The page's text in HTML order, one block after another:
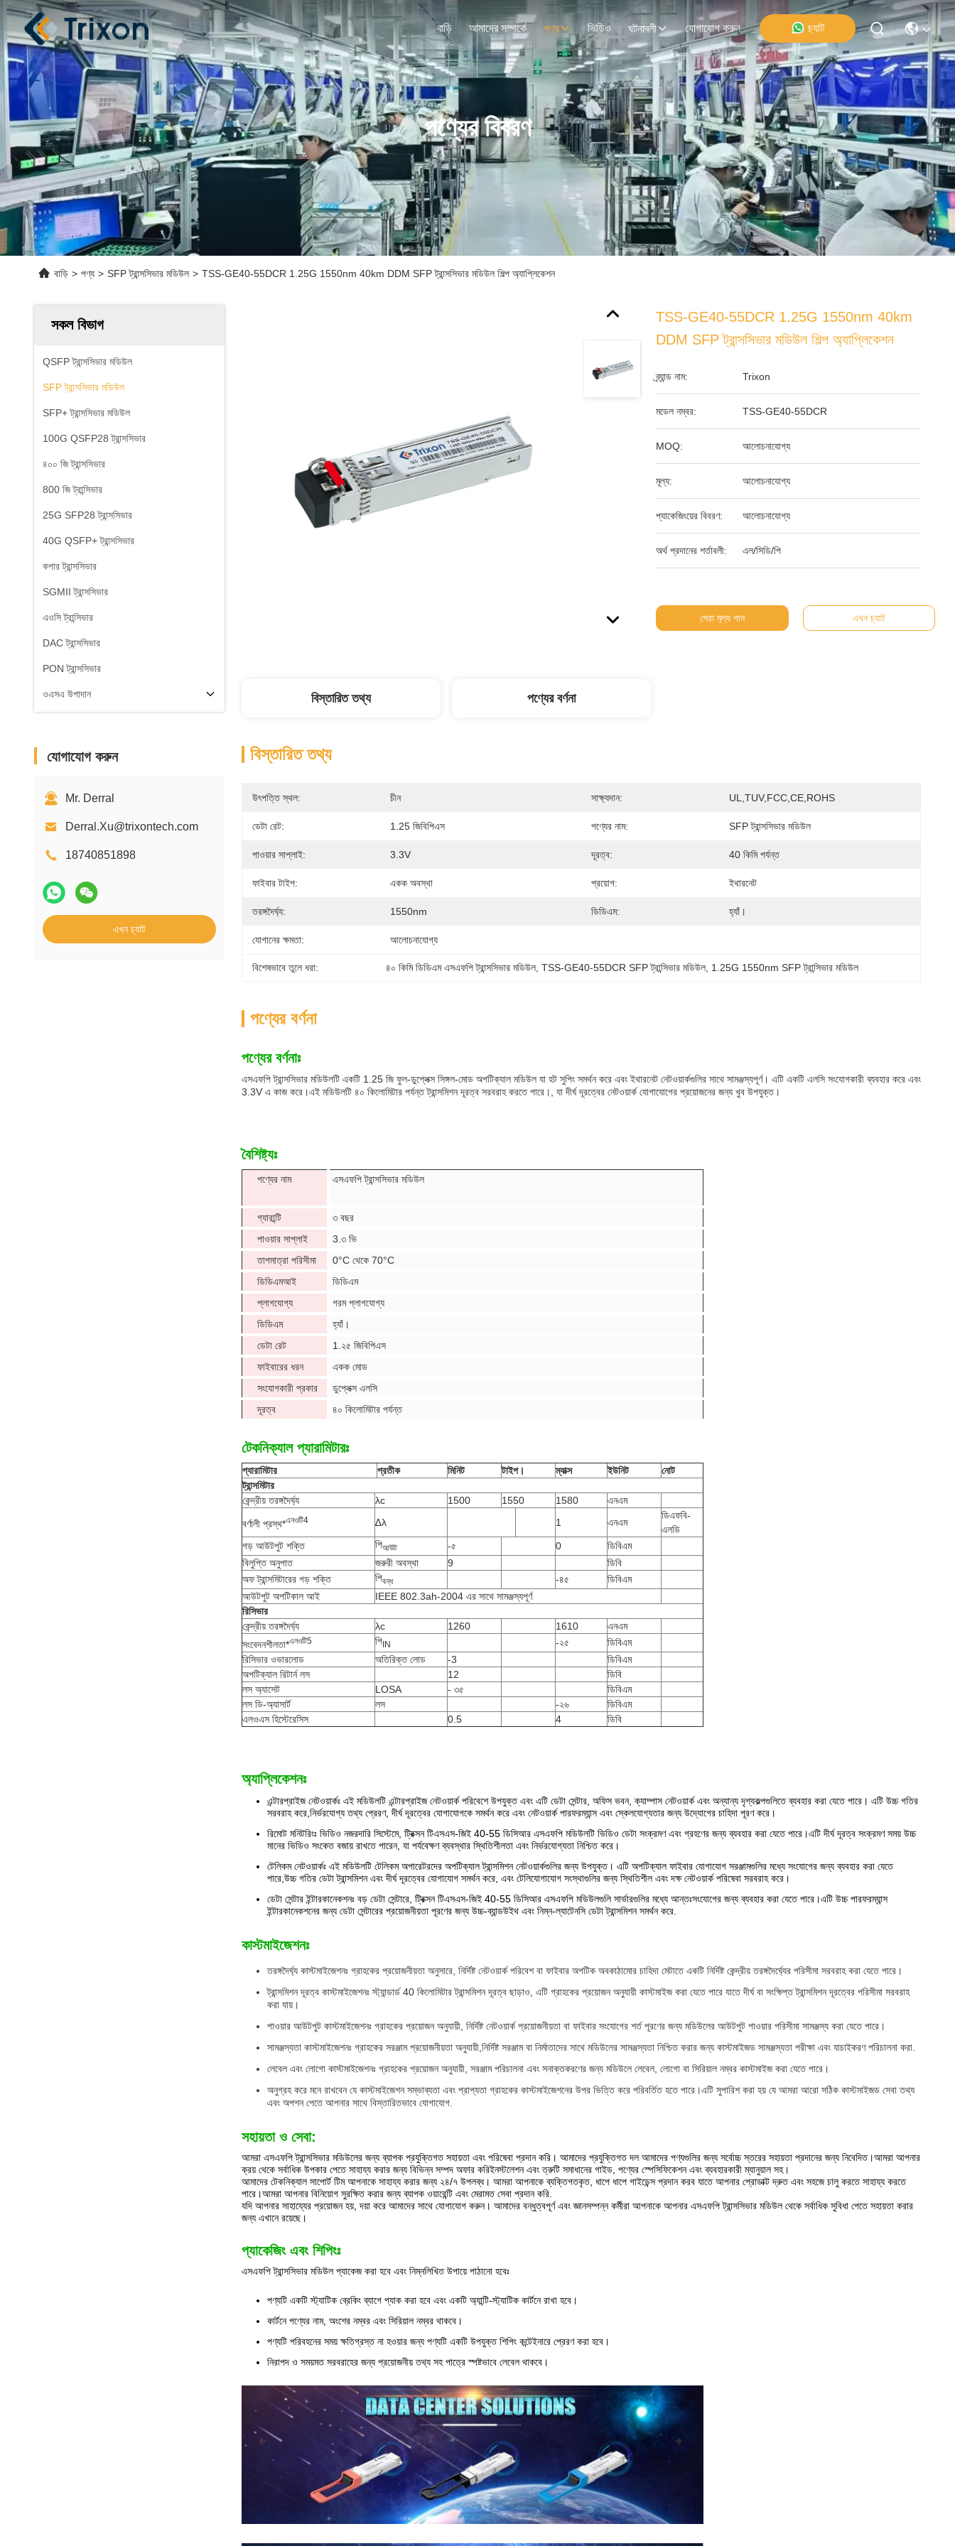
বাড়ি আমাদের সম্পর্কে পণ্য ভিডিও ঘটনাবলী যোগাযোগ করুন চ্যাট
পণ্যের বিবরণ
বাড়ি > পণ্য > SFP ট্রান্সসিভার মডিউল > TSS-GE40-55DCR 1.25G 1550nm 40km DDM SFP ট্রান্সসিভার মডিউল শিল্প অ্যাপ্লিকেশন
সকল বিভাগ
QSFP ট্রান্সসিভার মডিউল
SFP ট্রান্সসিভার মডিউল
SFP+ ট্রান্সসিভার মডিউল
100G QSFP28 ট্রান্সসিভার
৪০০ জি ট্রান্সসিভার
800 জি ট্রান্সিভার
25G SFP28 ট্রান্সসিভার
40G QSFP+ ট্রান্সসিভার
কপার ট্রান্সসিভার
SGMII ট্রান্সসিভার
এওসি ট্রান্সিভার
DAC ট্রান্সসিভার
PON ট্রান্সসিভার
ওএসএ উপাদান
যোগাযোগ করুন
Mr. Derral
Derral.Xu@trixontech.com
18740851898
এখন চ্যাট
TSS-GE40-55DCR 1.25G 1550nm 40km
DDM SFP ট্রান্সসিভার মডিউল শিল্প অ্যাপ্লিকেশন
ব্র্যান্ড নাম: Trixon
মডেল নম্বর: TSS-GE40-55DCR
MOQ: আলোচনাযোগ্য
মূল্য: আলোচনাযোগ্য
প্যাকেজিংয়ের বিবরণ: আলোচনাযোগ্য
অর্থ প্রদানের শর্তাবলী: এল/সিডি/পি
সেরা মূল্য পান এখন চ্যাট
বিস্তারিত তথ্য পণ্যের বর্ণনা
বিস্তারিত তথ্য
উৎপত্তি স্থল: চীন সাক্ষ্যদান: UL,TUV,FCC,CE,ROHS
ডেটা রেট: 1.25 জিবিপিএস পণ্যের নাম: SFP ট্রান্সসিভার মডিউল
পাওয়ার সাপ্লাই: 3.3V দূরত্ব: 40 কিমি পর্যন্ত
ফাইবার টাইপ: একক অবস্থা প্রয়োগ: ইথারনেট
তরঙ্গদৈর্ঘ্য: 1550nm ডিডিএম: হ্যাঁ।
যোগানের ক্ষমতা: আলোচনাযোগ্য
বিশেষভাবে তুলে ধরা: ৪০ কিমি ডিডিএম এসএফপি ট্রান্সসিভার মডিউল , TSS-GE40-55DCR SFP ট্রান্সিভার মডিউল 1.25G 1550nm SFP ট্রান্সিভার মডিউল
পণ্যের বর্ণনা
পণ্যের বর্ণনাঃ
এসএফপি ট্রান্সসিভার মডিউলটি একটি 1.25 জি ফুল-ডুপ্লেক্স সিঙ্গল-মোড অপটিক্যাল মডিউল যা হট সুপিং সমর্থন করে এবং ইথারনেট নেটওয়ার্কগুলির সাথে সামঞ্জস্যপূর্ণ। এটি একটি এলসি সংযোগকারী ব্যবহার করে এবং
3.3V এ কাজ করে।এই মডিউলটি ৪০ কিলোমিটার পর্যন্ত ট্রান্সমিশন দূরত্ব সরবরাহ করতে পারে।, যা দীর্ঘ দূরত্বের নেটওয়ার্ক যোগাযোগের প্রয়োজনের জন্য খুব উপযুক্ত।
বৈশিষ্ট্যঃ
পণ্যের নাম এসএফপি ট্রান্সসিভার মডিউল
গ্যারান্টি
৩ বছর
পাওয়ার সাপ্লাই
3.৩ ভি
তাপমাত্রা পরিসীমা
0°C থেকে 70°C
ডিডিএমআই
ডিডিএম
প্লাগযোগ্য
গরম প্লাগযোগ্য
ডিডিএম
হ্যাঁ।
ডেটা রেট
1.২৫ জিবিপিএস
ফাইবারের ধরন
একক মোড
সংযোগকারী প্রকার
ডুপ্লেক্স এলসি
দূরত্ব
৪০ কিলোমিটার পর্যন্ত
টেকনিক্যাল প্যারামিটারঃ
প্যারামিটার প্রতীক মিনিট টাইপ। ম্যাক্স ইউনিট
নোট
ট্রান্সমিটার
কেন্দ্রীয় তরঙ্গদৈর্ঘ্য
λc 1500 1550 1580 এনএম
বর্ণালী প্রস্থ*এনওটি4 ∆λ 1 এনএম
ডিএফবি-
এলডি
গড় আউটপুট শক্তি
পিআউট -৫ 0
ডিবিএম
বিলুপ্তি অনুপাত
জরুরী অবস্থা 9
ডিবি
অফ ট্রান্সমিটারের গড় শক্তি
পিবন্ধ -৪৫
ডিবিএম
আউটপুট অপটিকাল আই
IEEE 802.3ah-2004 এর সাথে সামঞ্জস্যপূর্ণ
রিসিভার
কেন্দ্রীয় তরঙ্গদৈর্ঘ্য
λc 1260 1610
এনএম
সংবেদনশীলতা*এনওটি5 পিIN -২৫
ডিবিএম
রিসিভার ওভারলোড
অতিরিক্ত লোড -3
ডিবিএম
অপটিক্যাল রিটার্ন লস
12
ডিবি
লস অ্যাসেট
LOSA - ৩৫
ডিবিএম
লস ডি-অ্যাসার্ট
লস -২৬
ডিবিএম
এলওএস হিস্টেরেসিস
0.5 4 ডিবি
অ্যাপ্লিকেশনঃ
এন্টারপ্রাইজ নেটওয়ার্কঃ এই মডিউলটি এন্টারপ্রাইজ নেটওয়ার্ক পরিবেশে উপযুক্ত এবং এটি ডেটা সেন্টার, অফিস ভবন, ক্যাম্পাস নেটওয়ার্ক এবং অন্যান্য দৃশ্যকল্পগুলিতে ব্যবহার করা যেতে পারে। এটি উচ্চ গতির
সরবরাহ করে,নির্ভরযোগ্য তথ্য প্রেরণ, দীর্ঘ দূরত্বের যোগাযোগকে সমর্থন করে এবং নেটওয়ার্ক পারফরম্যান্স এবং স্কেলযোগ্যতার জন্য উদ্যোগের চাহিদা পূরণ করে।
রিমোট মনিটরিংঃ ভিডিও নজরদারি সিস্টেমে, ট্রিক্সন টিএসএস-জিই 40-55 ডিসিআর এসএফপি মডিউলটি ভিডিও ডেটা সংক্রমণ এবং গ্রহণের জন্য ব্যবহার করা যেতে পারে।এটি দীর্ঘ দূরত্ব সংক্রমণ সময় উচ্চ
মানের ভিডিও সংকেত বজায় রাখতে পারেন, যা পর্যবেক্ষণ ব্যবস্থার স্থিতিশীলতা এবং নির্ভরযোগ্যতা নিশ্চিত করে।
টেলিকম নেটওয়ার্কঃ এই মডিউলটি টেলিকম অপারেটরদের অপটিক্যাল ট্রান্সমিশন নেটওয়ার্কগুলির জন্য উপযুক্ত। এটি অপটিক্যাল ফাইবার যোগাযোগ সরঞ্জামগুলির মধ্যে সংযোগের জন্য ব্যবহার করা যেতে
পারে,উচ্চ গতির ডেটা ট্রান্সমিশন এবং দীর্ঘ দূরত্বের যোগাযোগ সমর্থন করে, এবং টেলিযোগাযোগ সংস্থাগুলির জন্য স্থিতিশীল এবং দক্ষ নেটওয়ার্ক পরিষেবা সরবরাহ করে।
ডেটা সেন্টার ইন্টারকানেকশনঃ বড় ডেটা সেন্টারে, ট্রিক্সন টিএসএস-জিই 40-55 ডিসিআর এসএফপি মডিউলগুলি সার্ভারগুলির মধ্যে আন্তঃসংযোগের জন্য ব্যবহার করা যেতে পারে।এটি উচ্চ পারফরম্যান্স
ইন্টারকানেকশনের জন্য ডেটা সেন্টারের প্রয়োজনীয়তা পূরণের জন্য উচ্চ-ব্যান্ডউইথ এবং নিম্ন-ল্যাটেনসি ডেটা ট্রান্সমিশন সমর্থন করে.
কাস্টমাইজেশনঃ
তরঙ্গদৈর্ঘ্য কাস্টমাইজেশনঃ গ্রাহকের প্রয়োজনীয়তা অনুসারে, নির্দিষ্ট নেটওয়ার্ক পরিবেশ বা ফাইবার অপটিক অবকাঠামোর চাহিদা মেটাতে একটি নির্দিষ্ট কেন্দ্রীয় তরঙ্গদৈর্ঘ্যের পরিসীমা সরবরাহ করা যেতে পারে।
ট্রান্সমিশন দূরত্ব কাস্টমাইজেশনঃ স্ট্যান্ডার্ড 40 কিলোমিটার ট্রান্সমিশন দূরত্ব ছাড়াও, এটি গ্রাহকের প্রয়োজন অনুযায়ী কাস্টমাইজ করা যেতে পারে যাতে দীর্ঘ বা সংক্ষিপ্ত ট্রান্সমিশন দূরত্বের পরিসীমা সরবরাহ
করা যায়।
পাওয়ার আউটপুট কাস্টমাইজেশনঃ গ্রাহকের প্রয়োজন অনুযায়ী, নির্দিষ্ট নেটওয়ার্ক প্রয়োজনীয়তা বা ফাইবার সংযোগের শর্ত পূরণের জন্য মডিউলের আউটপুট পাওয়ার পরিসীমা সামঞ্জস্য করা যেতে পারে।
সামঞ্জস্যতা কাস্টমাইজেশনঃ গ্রাহকের সরঞ্জাম প্রয়োজনীয়তা অনুযায়ী,নির্দিষ্ট সরঞ্জাম বা নির্মাতাদের সাথে মডিউলের সামঞ্জস্যতা নিশ্চিত করার জন্য কাস্টমাইজড সামঞ্জস্যতা পরীক্ষা এবং যাচাইকরণ পরিচালনা করা.
লেবেল এবং লোগো কাস্টমাইজেশনঃ গ্রাহকের প্রয়োজন অনুযায়ী, সরঞ্জাম পরিচালনা এবং সনাক্তকরণের জন্য মডিউলে লেবেল, লোগো বা সিরিয়াল নম্বর কাস্টমাইজ করা যেতে পারে।
অনুগ্রহ করে মনে রাখবেন যে কাস্টমাইজেশন সম্ভাব্যতা এবং প্রাপ্যতা গ্রাহকের কাস্টমাইজেশনের উপর ভিত্তি করে পরিবর্তিত হতে পারে।এটি সুপারিশ করা হয় যে আমরা আরো সঠিক কাস্টমাইজড সেবা তথ্য
এবং অপশন পেতে আপনার সাথে বিস্তারিতভাবে যোগাযোগ.
সহায়তা ও সেবা:
আমরা এসএফপি ট্রান্সসিভার মডিউলের জন্য ব্যাপক প্রযুক্তিগত সহায়তা এবং পরিষেবা প্রদান করি। আমাদের প্রযুক্তিগত দল আমাদের পণ্যগুলির জন্য সর্বোচ্চ স্তরের সহায়তা প্রদানের জন্য নিবেদিত।আমরা আপনার
ক্রয় থেকে সর্বাধিক উপকার পেতে সাহায্য করার জন্য বিভিন্ন সম্পদ অফার করিইনস্টলেশন এবং ত্রুটি সমাধানের গাইড, পণ্যের স্পেসিফিকেশন এবং ব্যবহারকারী ম্যানুয়াল সহ।
আমাদের টেকনিক্যাল সাপোর্ট টিম আপনাকে সাহায্য করার জন্য ২৪/৭ উপলব্ধ। আমরা আপনাকে ব্যক্তিগতকৃত, ধাপে ধাপে গাইডেন্স প্রদান করব যাতে আপনার প্রোডাক্ট দ্রুত এবং সহজে চালু করতে সাহায্য করতে
পারে।আমরা আপনার বিনিয়োগ সুরক্ষিত করার জন্য ব্যাপক ওয়ারেন্টি এবং মেরামত সেবা প্রদান করি.
যদি আপনার সাহায্যের প্রয়োজন হয়, দয়া করে আমাদের সাথে যোগাযোগ করুন। আমাদের বন্ধুত্বপূর্ণ এবং জ্ঞানসম্পন্ন কর্মীরা আপনাকে আপনার এসএফপি ট্রান্সসিভার মডিউল থেকে সর্বাধিক সুবিধা পেতে সহায়তা করার
জন্য এখানে রয়েছে।
প্যাকেজিং এবং শিপিংঃ
এসএফপি ট্রান্সসিভার মডিউল প্যাকেজ করা হবে এবং নিম্নলিখিত উপায়ে পাঠানো হবেঃ
পণ্যটি একটি স্ট্যাটিক ব্রেকিং ব্যাগে প্যাক করা হবে এবং একটি অ্যান্টি-স্ট্যাটিক কার্টনে রাখা হবে।
কার্টনে পণ্যের নাম, অংশের নম্বর এবং সিরিয়াল নম্বর থাকবে।
পণ্যটি পরিবহনের সময় ক্ষতিগ্রস্ত না হওয়ার জন্য পণ্যটি একটি উপযুক্ত শিপিং কন্টেইনারে প্রেরণ করা হবে।
নিরাপদ ও সময়মত সরবরাহের জন্য প্রয়োজনীয় তথ্য সহ পাত্রে স্পষ্টভাবে লেবেল থাকবে।